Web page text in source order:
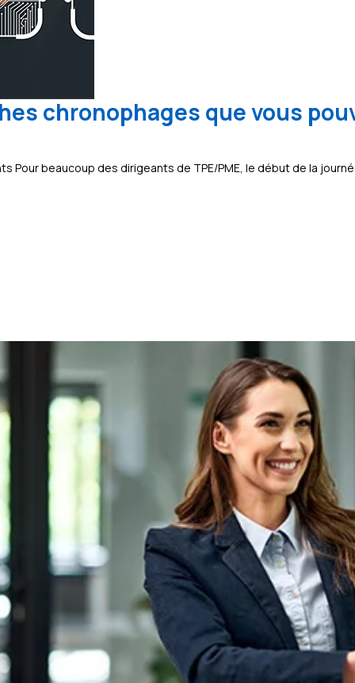
chronophages que vous
Pour beaucoup des dirigeants de TPE/PME, le début de la